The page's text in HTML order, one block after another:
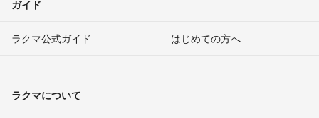
ガイド
ラクマ公式ガイド はじめての方へ
ラクマについて